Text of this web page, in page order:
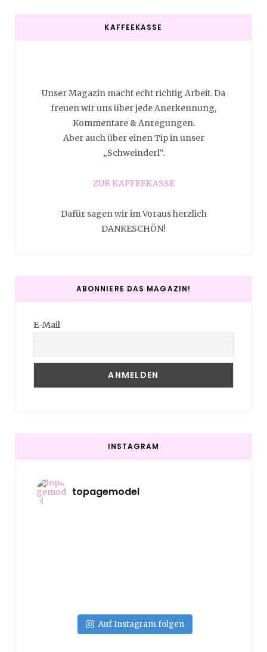
KAFFEEKASSE
Unser Magazin macht echt richtig Arbeit. Da
freuen wir uns über jede Anerkennung,
Kommentare & Anregungen.
Aber auch über einen Tip in unser
„Schweinderl“.
ZUR KAFFEEKASSE
Dafür sagen wir im Voraus herzlich
DANKESCHÖN!
ABONNIERE DAS MAGAZIN!
E-Mail
INSTAGRAM
topagemodel
Auf Instagram folgen